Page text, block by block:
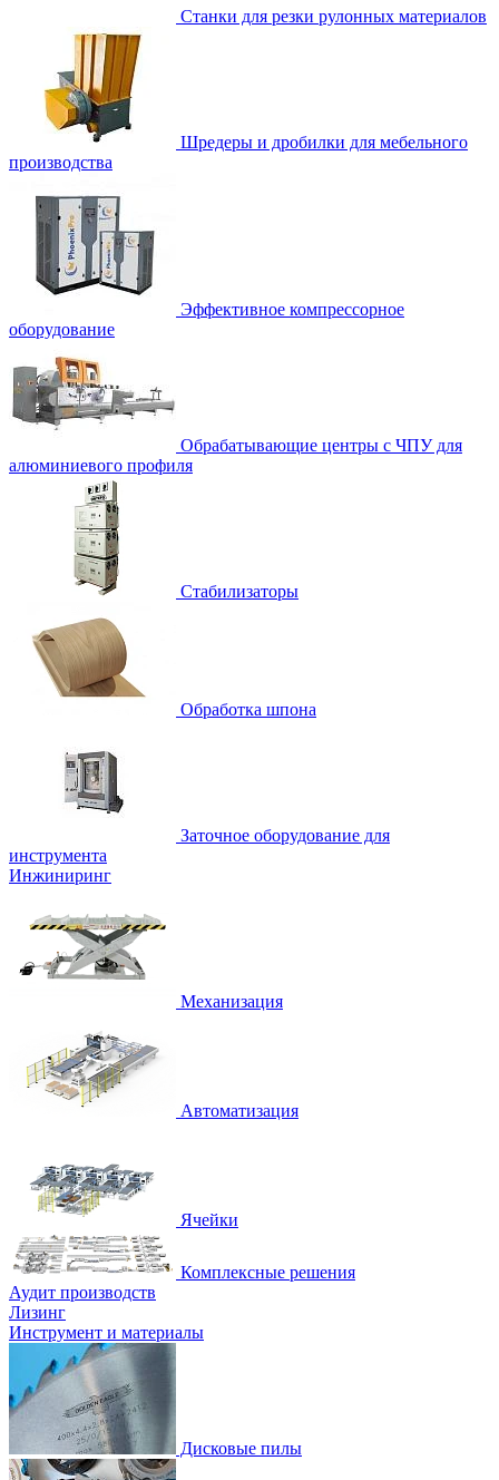
Станки для резки рулонных материалов
Шредеры и дробилки для мебельного
производства
Эффективное компрессорное
оборудование
Обрабатывающие центры с ЧПУ для
алюминиевого профиля
Стабилизаторы
Обработка шпона
Заточное оборудование для
инструмента
Инжиниринг
Механизация
Автоматизация
Ячейки
Комплексные решения
Аудит производств
Лизинг
Инструмент и материалы
Дисковые пилы